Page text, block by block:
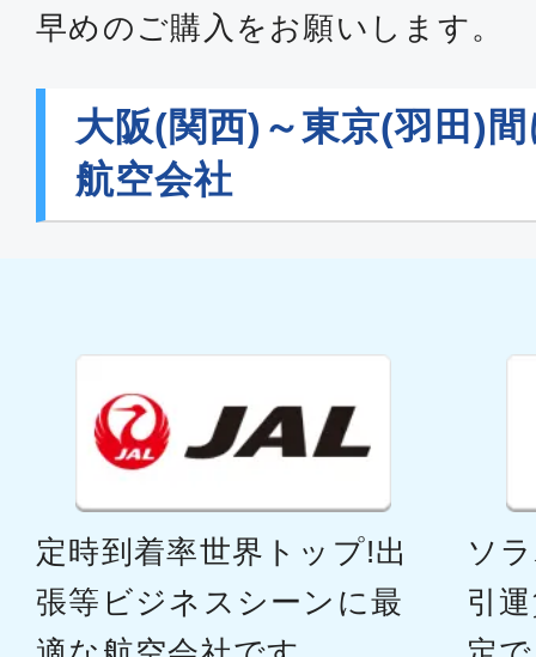
早めのご購入をお願いします。
大阪(関西)～東京(羽田)
航空会社
定時到着率世界トップ!出
張等ビジネスシーンに最
ソ
引